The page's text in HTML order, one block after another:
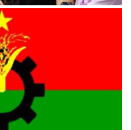
ছিল : স্বরাষ্ট্রমন্ত্রী